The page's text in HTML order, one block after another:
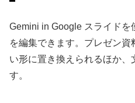
Gemini in Google スライド
を編集できます。プレゼン
い形に置き換えられるほか
す。